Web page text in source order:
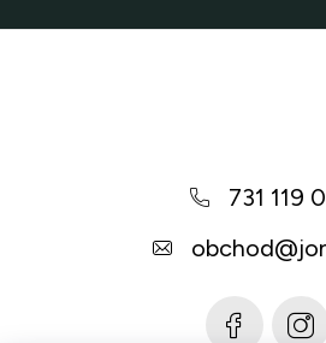
731 119
obchod@